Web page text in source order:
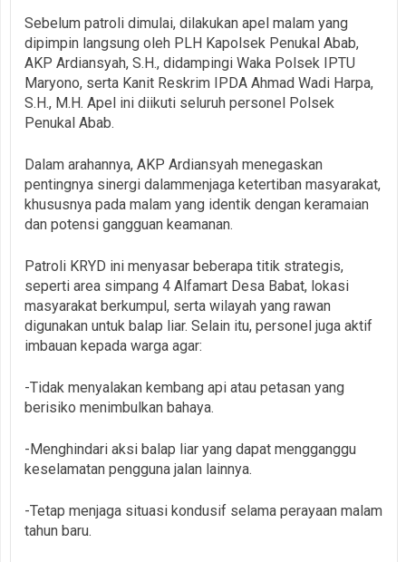
Sebelum patroli dimulai, dilakukan apel malam yang
dipimpin langsung oleh PLH Kapolsek Penukal Abab,
AKP Ardiansyah, S.H., didampingi Waka Polsek IPTU
Maryono, serta Kanit Reskrim IPDA Ahmad Wadi Harpa,
S.H., M.H. Apel ini diikuti seluruh personel Polsek
Penukal Abab.
Dalam arahannya, AKP Ardiansyah menegaskan
pentingnya sinergi dalammenjaga ketertiban masyarakat,
khususnya pada malam yang identik dengan keramaian
dan potensi gangguan keamanan.
Patroli KRYD ini menyasar beberapa titik strategis,
seperti area simpang 4 Alfamart Desa Babat, lokasi
masyarakat berkumpul, serta wilayah yang rawan
digunakan untuk balap liar. Selain itu, personel juga aktif
imbauan kepada warga agar:
-Tidak menyalakan kembang api atau petasan yang
berisiko menimbulkan bahaya.
-Menghindari aksi balap liar yang dapat mengganggu
keselamatan pengguna jalan lainnya.
-Tetap menjaga situasi kondusif selama perayaan malam
tahun baru.